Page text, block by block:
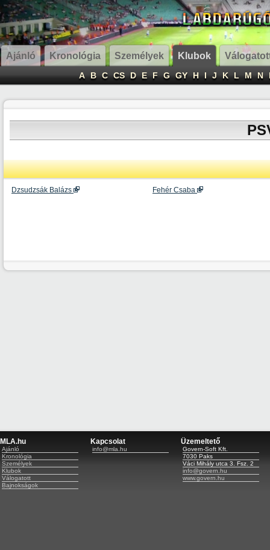
Ajánló Kronológia Személyek Klubok
A B C CS D E F G GY H I J K L M N
Dzsudzsák Balázs Fehér Csaba
MLA.hu
Ajánló
Kronológia
Személyek
Klubok
Válogatott
Bajnokságok
Kapcsolat
info@mla.hu
Üzemeltető
Govern-Soft Kft.
7030 Paks
Váci Mihály utca 3. Fsz. 2
info@govern.hu
www.govern.hu